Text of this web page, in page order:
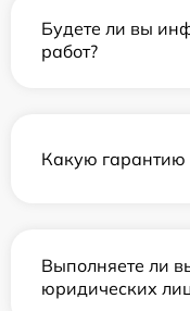
Будете ли вы
работ?
Какую гарантию
Выполняете ли
юридических